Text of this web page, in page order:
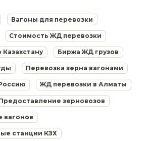
Вагоны для перевозки
Стоимость ЖД перевозки
Биржа ЖД грузов
Перевозка зерна вагонами
ЖД перевозки в Алматы
зерновозов
вагонов
станции КЗХ